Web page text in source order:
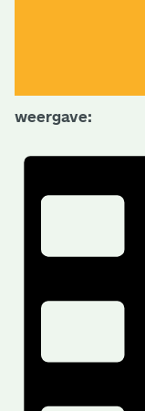
weergave: